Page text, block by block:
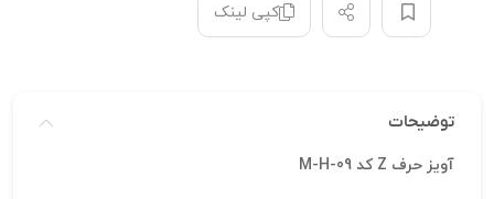
کپی لینک
توضیحات
آویز حرف Z کد M-H-09